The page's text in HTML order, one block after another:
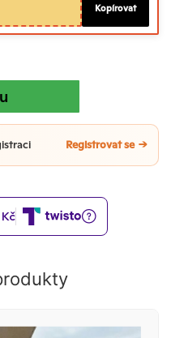
Kopírovat
Registrovat se